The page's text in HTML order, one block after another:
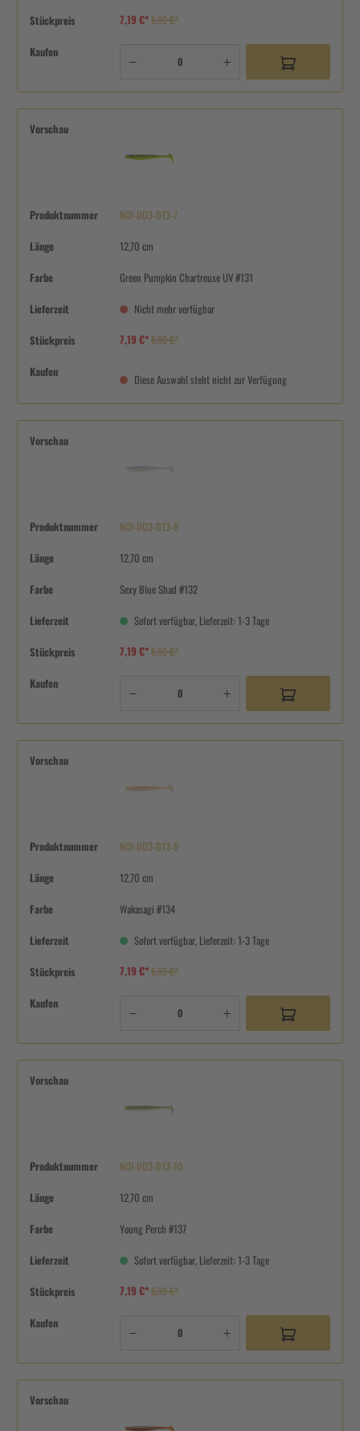
Stückpreis 7,19 €*8,99 €*
Kaufen
Vorschau
Produktnummer NOI-003-013-7
Länge 12,70 cm
Farbe Green Pumpkin Chartreuse UV #131
Lieferzeit Nicht mehr verfügbar
Stückpreis 7,19 €*8,99 €*
Kaufen
Diese Auswahl steht nicht zur Verfügung
Vorschau
Produktnummer NOI-003-013-8
Länge 12,70 cm
Farbe Sexy Blue Shad #132
Lieferzeit Sofort verfügbar, Lieferzeit: 1-3 Tage
Stückpreis 7,19 €*8,99 €*
Kaufen
Vorschau
Produktnummer NOI-003-013-9
Länge 12,70 cm
Farbe Wakasagi #134
Lieferzeit Sofort verfügbar, Lieferzeit: 1-3 Tage
Stückpreis 7,19 €*8,99 €*
Kaufen
Vorschau
Produktnummer NOI-003-013-10
Länge 12,70 cm
Farbe Young Perch #137
Lieferzeit Sofort verfügbar, Lieferzeit: 1-3 Tage
Stückpreis 7,19 €*8,99 €*
Kaufen
Vorschau